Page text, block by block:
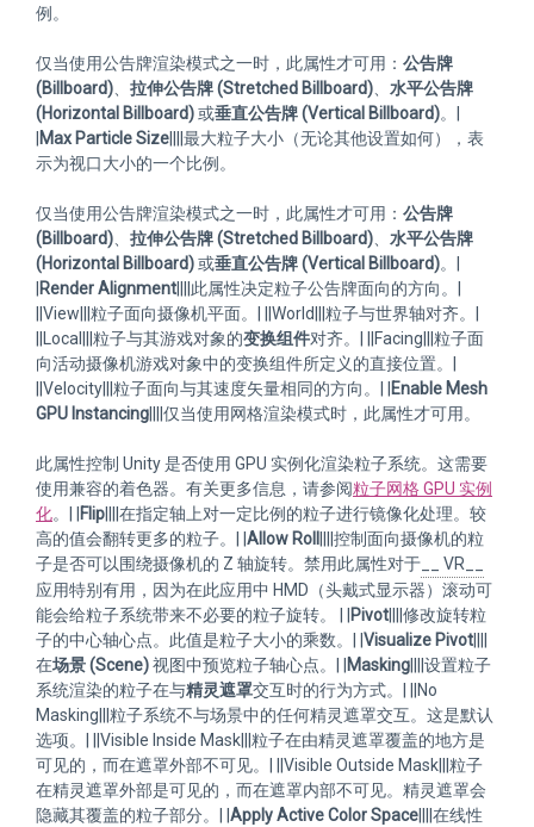
例。
仅当使用公告牌渲染模式之一时，此属性才可用： 公告牌
(Billboard)
拉伸公告牌 (Stretched Billboard)
水平公告牌
(Horizontal Billboard)或垂直公告牌 (Vertical Billboard)。|
Max Particle Size ||||最大粒子大小（无论其他设置如何），表
示为视口大小的一个比例。
仅当使用公告牌渲染模式之一时，此属性才可用： 公告牌
(Billboard)
拉伸公告牌 (Stretched Billboard)
水平公告牌
(Horizontal Billboard)或垂直公告牌 (Vertical Billboard)。|
Render Alignment ||||此属性决定粒子公告牌面向的方向。|
||View|||粒子面向摄像机平面。| ||World|||粒子与世界轴对齐。|
||Local|||粒子与其游戏对象的变换组件对齐。| ||Facing|||粒子面
向活动摄像机游戏对象中的变换组件所定义的直接位置。|
||Velocity|||粒子面向与其速度矢量相同的方向。| |
Enable Mesh
GPU Instancing ||||仅当使用网格渲染模式时，此属性才可用。
此属性控制 Unity 是否使用 GPU 实例化渲染粒子系统。这需要
使用兼容的着色器。有关更多信息，请参阅粒子网格 GPU 实例
化。| | Flip ||||在指定轴上对一定比例的粒子进行镜像化处理。较
高的值会翻转更多的粒子。| | Allow Roll
||||控制面向摄像机的粒
子是否可以围绕摄像机的 Z 轴旋转。禁用此属性对于 __ VR__
应用特别有用，因为在此应用中 HMD（头戴式显示器）滚动可
能会给粒子系统带来不必要的粒子旋转。 | |
Pivot ||||修改旋转粒
子的中心轴心点。此值是粒子大小的乘数。| | Visualize Pivot
在场景 (Scene)视图中预览粒子轴心点。| | Masking ||||设置粒子
系统渲染的粒子在与精灵遮罩交互时的行为方式。| ||No
Masking|||粒子系统不与场景中的任何精灵遮罩交互。这是默认
选项。| ||Visible Inside Mask|||粒子在由精灵遮罩覆盖的地方是
可见的，而在遮罩外部不可见。| ||Visible Outside Mask|||粒子
在精灵遮罩外部是可见的，而在遮罩内部不可见。精灵遮罩会
隐藏其覆盖的粒子部分。| | Apply Active Color Space ||||在线性